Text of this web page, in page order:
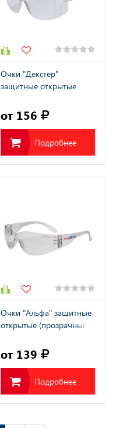
Очки "Декстер"
защитные открытые
от 156
Подробнее
Очки "Альфа" защитные
открытые (прозрачные,
запотевания)
от 139
Подробнее